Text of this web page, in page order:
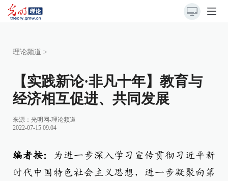
理论频道 >
【实践新论·非凡十年】教育与
经济相互促进、共同发展
来源： 光明网-理论频道
2022-07-15 09:04
编者按：
为进一步深入学习宣传贯彻习近平新
时代中国特色社会主义思想，进一步凝聚向第